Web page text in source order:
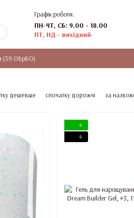
Графік роботи:
ПН-ЧТ, СБ: 9.00 - 18.00
ПТ, НД - вихідний
(39 ОБрБО)
дешевше спочатку дорожчі за назвою
4
4